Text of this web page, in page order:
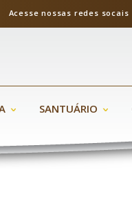
nossas redes socais
SANTUÁRIO